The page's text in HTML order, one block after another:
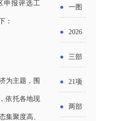
申报评选工
：
为主题，围
依托各地现
集聚度高、
解）
特新中
财政奖
最高可
获1.5%
政贴息
举措激
发各类
经营主
求做好
帮扶小
额信贷
● 一图
法及其
实施条
例新变
● 2026
金投向
领域及
● 三部
五”期间
● 21项
● 两部